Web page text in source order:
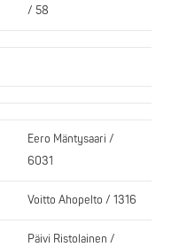
/ 58
Eero Mäntysaari /
6031
Voitto Ahopelto / 1316
Päivi Ristolainen /